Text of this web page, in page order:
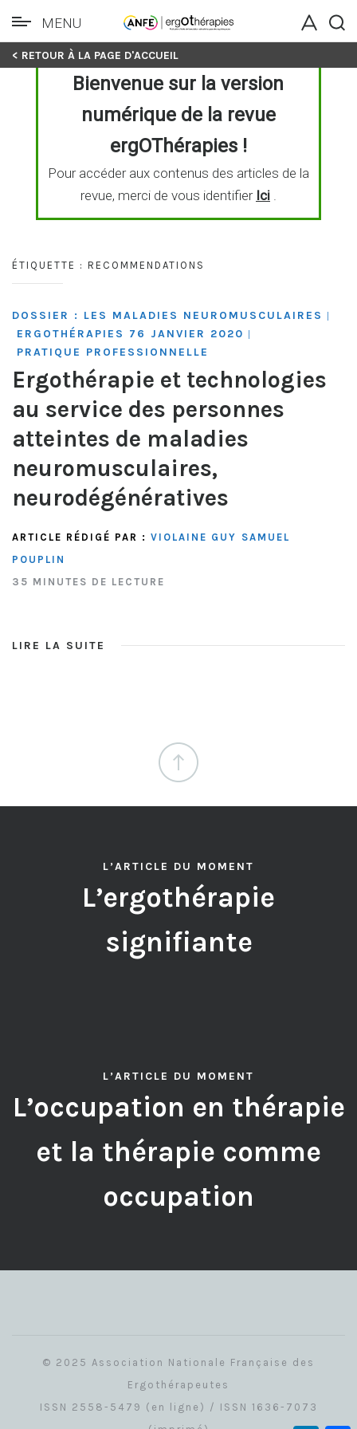
Skip
MENU
< RETOUR À LA PAGE D'ACCUEIL
Bienvenue sur la version
numérique de la revue
ergOThérapies !
Pour accéder aux contenus des articles de la
revue, merci de vous identifier Ici.
ÉTIQUETTE : RECOMMENDATIONS
DOSSIER : LES MALADIES NEUROMUSCULAIRES |
ERGOTHÉRAPIES 76 JANVIER 2020 |
PRATIQUE PROFESSIONNELLE
Ergothérapie et technologies
au service des personnes
atteintes de maladies
neuromusculaires,
neurodégénératives
ARTICLE RÉDIGÉ PAR : VIOLAINE GUY SAMUEL
POUPLIN
35 MINUTES DE LECTURE
LIRE LA SUITE
L’ARTICLE DU MOMENT
L’ergothérapie
signifiante
L’ARTICLE DU MOMENT
L’occupation en thérapie
et la thérapie comme
occupation
© 2025 Association Nationale Française des
Ergothérapeutes
ISSN 2558-5479 (en ligne) / ISSN 1636-7073